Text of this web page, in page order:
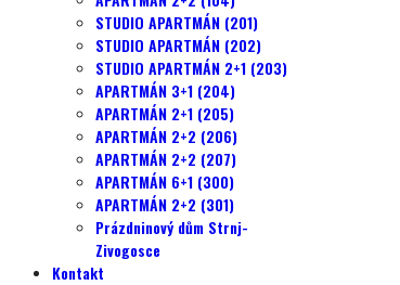
STUDIO APARTMÁN (201)
STUDIO APARTMÁN (202)
STUDIO APARTMÁN 2+1 (203)
APARTMÁN 3+1 (204)
APARTMÁN 2+1 (205)
APARTMÁN 2+2 (206)
APARTMÁN 2+2 (207)
APARTMÁN 6+1 (300)
APARTMÁN 2+2 (301)
Prázdninový dům Strnj-
Zivogosce
Kontakt